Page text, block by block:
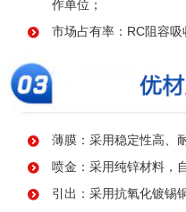
作单位；
市场占有率：RC阻容吸
薄膜：采用稳定性高、
喷金：采用纯锌材料，
引出：采用抗氧化镀锡